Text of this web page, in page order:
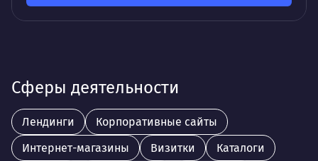
Сферы деятельности
Лендинги
Корпоративные сайты
Интернет-магазины
Визитки
Каталоги